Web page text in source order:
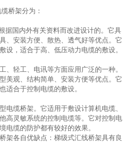
缆桥架分为：
据国内外有关资料而改进设计的。它具
、安装方便、散热、透气好等优点。它
设，适合于高、低压动力电缆的敷设。
、轻工、电讯等方面应用广泛的一种。
美观、结构简单、安装方便等优点。它
适合于控制电缆的敷设。
电缆桥架。它适用于敷设计算机电缆、
高灵敏系统的控制电缆等。它对控制电
电缆的防护都有较好的效果。
架各自优缺点：梯级式汇线桥架具有良